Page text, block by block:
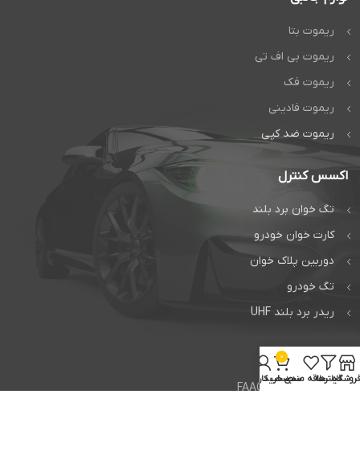
ریموت بتا
ریموت بی اف تی
ریموت فک
ریموت فادینی
ریموت ضد کپی
اکسس کنترل
تگ خوان برد بلند
کارت خوان خودرو
دوربین پلاک خوان
تگ خودرو
ریدر برد بلند UHF
خدمات
تعمیر جک فک FAAC
فروشگاهفیلترهاعلاقه مندی
0
سبد خرید
حساب کاربری من